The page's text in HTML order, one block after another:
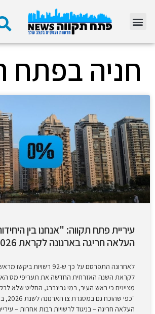
חניה בפתח
עיריית פתח תקווה: "אנחנו בין
העלאה חריגה בארנונה לקראת 2026"
לאחרונה התפרסם על כך ש-92
לקראת השנה האזרחית החדשה את תעריפי מס
מציינים כי ראש העיר, רמי גרינברג, החליט שלא
"כפי
העלאה חריגה – בניגוד לרשויות רבות אחרות –